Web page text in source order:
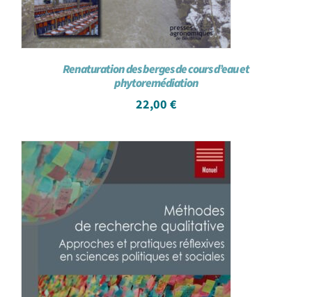
Renaturation des berges de cours d’eau et
phytoremédiation
22,00 €